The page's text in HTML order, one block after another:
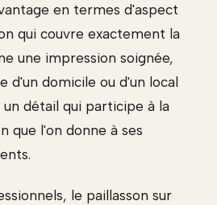
en termes d'aspect
qui couvre exactement la
une impression soignée,
d'un domicile ou d'un local
détail qui participe à la
que l'on donne à ses
le paillasson sur